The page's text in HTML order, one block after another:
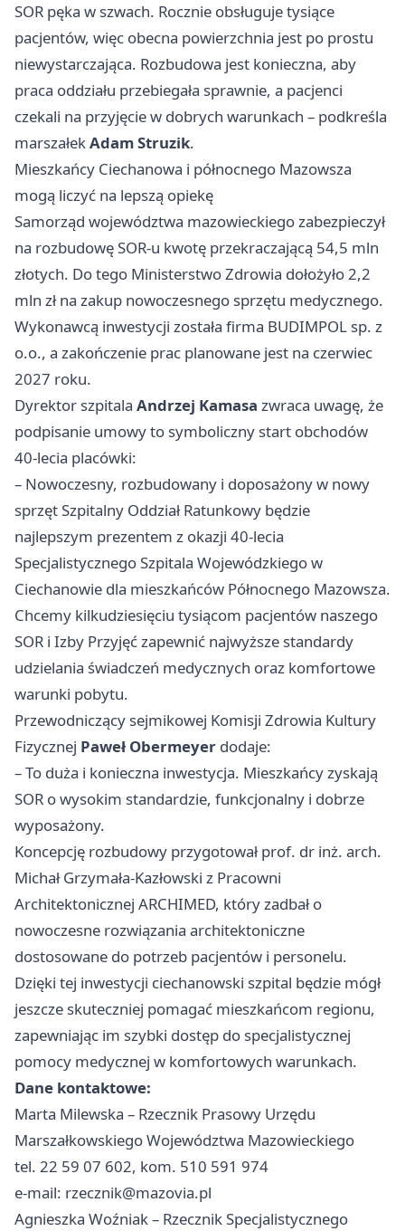
SOR pęka w szwach. Rocznie obsługuje tysiące
pacjentów, więc obecna powierzchnia jest po prostu
niewystarczająca. Rozbudowa jest konieczna, aby
praca oddziału przebiegała sprawnie, a pacjenci
czekali na przyjęcie w dobrych warunkach – podkreśla
marszałekAdam Struzik.
Mieszkańcy Ciechanowa i północnego Mazowsza
mogą liczyć na lepszą opiekę
Samorząd województwa mazowieckiego zabezpieczył
na rozbudowę SOR-u kwotę przekraczającą 54,5 mln
złotych. Do tego Ministerstwo Zdrowia dołożyło 2,2
mln zł na zakup nowoczesnego sprzętu medycznego.
Wykonawcą inwestycji została firma BUDIMPOL sp. z
o.o., a zakończenie prac planowane jest na czerwiec
2027 roku.
Dyrektor szpitala Andrzej Kamasa zwraca uwagę, że
podpisanie umowy to symboliczny start obchodów
40-lecia placówki:
– Nowoczesny, rozbudowany i doposażony w nowy
sprzęt Szpitalny Oddział Ratunkowy będzie
najlepszym prezentem z okazji 40-lecia
Specjalistycznego Szpitala Wojewódzkiego w
Ciechanowie dla mieszkańców Północnego Mazowsza.
Chcemy kilkudziesięciu tysiącom pacjentów naszego
SOR i Izby Przyjęć zapewnić najwyższe standardy
udzielania świadczeń medycznych oraz komfortowe
warunki pobytu.
Przewodniczący sejmikowej Komisji Zdrowia Kultury
Fizycznej Paweł Obermeyer dodaje:
– To duża i konieczna inwestycja. Mieszkańcy zyskają
SOR o wysokim standardzie, funkcjonalny i dobrze
wyposażony.
Koncepcję rozbudowy przygotował prof. dr inż. arch.
Michał Grzymała-Kazłowski z Pracowni
Architektonicznej ARCHIMED, który zadbał o
nowoczesne rozwiązania architektoniczne
dostosowane do potrzeb pacjentów i personelu.
Dzięki tej inwestycji ciechanowski szpital będzie mógł
jeszcze skuteczniej pomagać mieszkańcom regionu,
zapewniając im szybki dostęp do specjalistycznej
pomocy medycznej w komfortowych warunkach.
Dane kontaktowe:
Marta Milewska – Rzecznik Prasowy Urzędu
Marszałkowskiego Województwa Mazowieckiego
tel. 22 59 07 602, kom. 510 591 974
e-mail: rzecznik@mazovia.pl
Agnieszka Woźniak – Rzecznik Specjalistycznego